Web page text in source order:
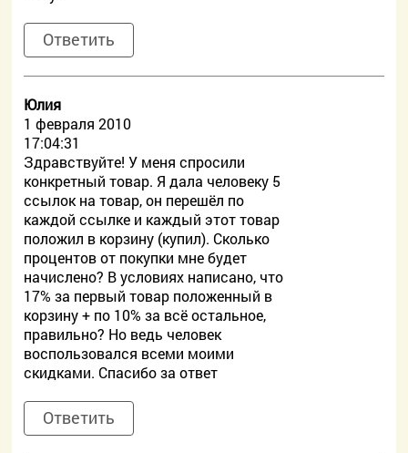
Ответить
Юлия
1 февраля 2010
17:04:31
Здравствуйте! У меня спросили
конкретный товар. Я дала человеку 5
ссылок на товар, он перешёл по
каждой ссылке и каждый этот товар
положил в корзину (купил). Сколько
процентов от покупки мне будет
начислено? В условиях написано, что
17% за первый товар положенный в
корзину + по 10% за всё остальное,
правильно? Но ведь человек
воспользовался всеми моими
скидками. Спасибо за ответ
Ответить